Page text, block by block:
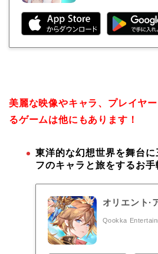
美麗な映像やキャラ、プレイヤ
るゲームは他にもあります！
東洋的な幻想世界を舞台
フのキャラと旅をするお
オリエント·
Qookka